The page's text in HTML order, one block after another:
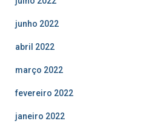
junho 2022
abril 2022
março 2022
fevereiro 2022
janeiro 2022